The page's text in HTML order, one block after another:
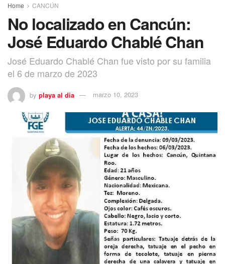
Home CANCÚN
No localizado en Cancún:
José Eduardo Chablé Chan
José Eduardo Chablé Chan fue visto por su familia
el 6 de marzo de 2023
by playa al dia marzo 10, 2023